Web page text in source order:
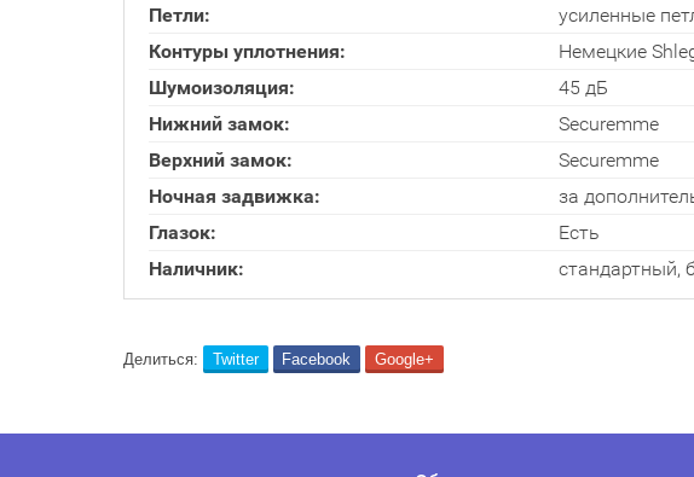
Петли:
усиленные
Контуры уплотнения:
Немецкие
Шумоизоляция:
45 дБ
Нижний замок:
Securemme
Верхний замок:
Securemme
Ночная задвижка:
за
Глазок:
Есть
Наличник:
стандартный,
Делиться: Twitter Facebook Google+